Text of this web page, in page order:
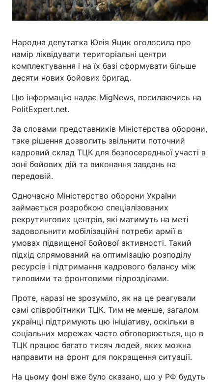
Народна депутатка Юлія Яцик оголосила про
намір ліквідувати територіальні центри
комплектування і на їх базі сформувати більше
десяти нових бойових бригад.
Цю інформацію надає MigNews, посилаючись на
PolitExpert.net.
За словами представників Міністерства оборони,
таке рішення дозволить звільнити поточний
кадровий склад ТЦК для безпосередньої участі в
зоні бойових дій та виконання завдань на
передовій.
Одночасно Міністерство оборони України
займається розробкою спеціалізованих
рекрутингових центрів, які матимуть на меті
задовольнити мобілізаційні потреби армії в
умовах підвищеної бойової активності. Такий
підхід спрямований на оптимізацію розподілу
ресурсів і підтримання кадрового балансу між
тиловими та фронтовими підрозділами.
Проте, наразі не зрозуміло, як на це реагували
самі співробітники ТЦК. Тим не менше, загалом
українці підтримують цю ініціативу, оскільки в
соціальних мережах часто обговорюється, що в
ТЦК працює багато тисяч людей, яких можна
направити на фронт для покращення ситуації.
На цьому фоні вже було сказано, що у РФ будуть